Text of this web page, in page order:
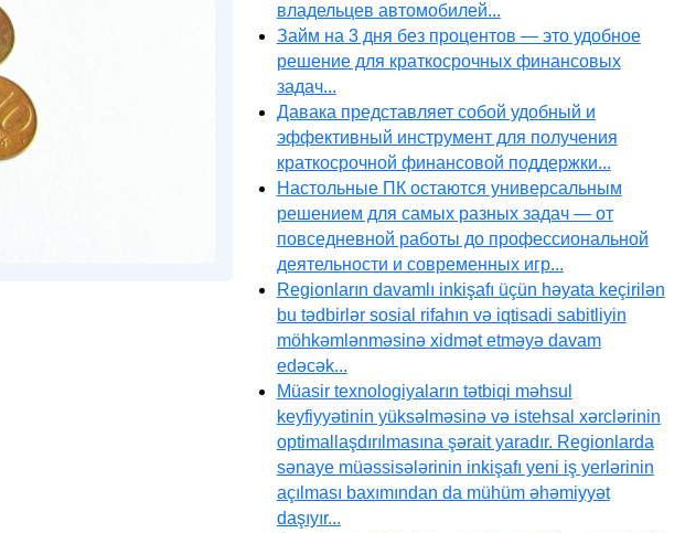
владельцев автомобилей...
Займ на 3 дня без процентов — это удобное
решение для краткосрочных финансовых
задач...
Давака представляет собой удобный и
эффективный инструмент для получения
краткосрочной финансовой поддержки...
Настольные ПК остаются универсальным
решением для самых разных задач — от
повседневной работы до профессиональной
деятельности и современных игр...
Regionların davamlı inkişafı üçün həyata keçirilən
bu tədbirlər sosial rifahın və iqtisadi sabitliyin
möhkəmlənməsinə xidmət etməyə davam
edəcək...
Müasir texnologiyaların tətbiqi məhsul
keyfiyyətinin yüksəlməsinə və istehsal xərclərinin
optimallaşdırılmasına şərait yaradır. Regionlarda
sənaye müəssisələrinin inkişafı yeni iş yerlərinin
açılması baxımından da mühüm əhəmiyyət
daşıyır...